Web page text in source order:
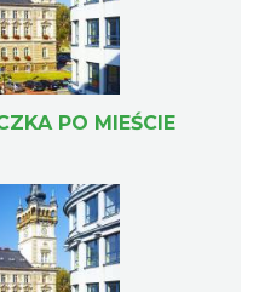
PO MIEŚCIE